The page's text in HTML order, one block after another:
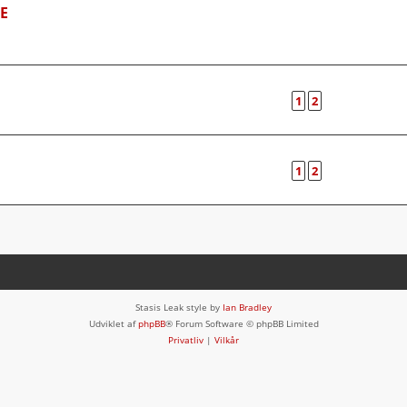
1 2
1 2
Stasis Leak style by Ian Bradley
Udviklet afphpBB® Forum Software © phpBB Limited
Privatliv | Vilkår